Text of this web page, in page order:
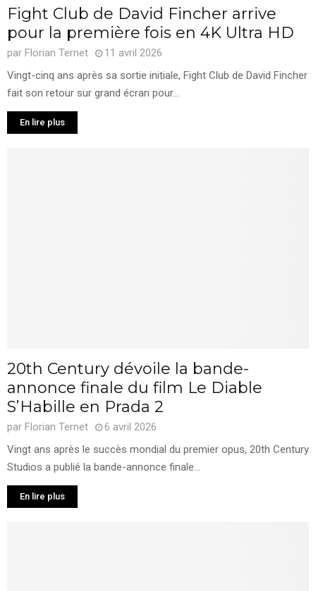
Fight Club de David Fincher arrive
pour la première fois en 4K Ultra HD
par Florian Ternet
11 avril 2026
Vingt-cinq ans après sa sortie initiale, Fight Club de David Fincher
fait son retour sur grand écran pour...
En lire plus
20th Century dévoile la bande-
annonce finale du film Le Diable
S’Habille en Prada 2
par Florian Ternet
6 avril 2026
Vingt ans après le succès mondial du premier opus, 20th Century
Studios a publié la bande-annonce finale...
En lire plus